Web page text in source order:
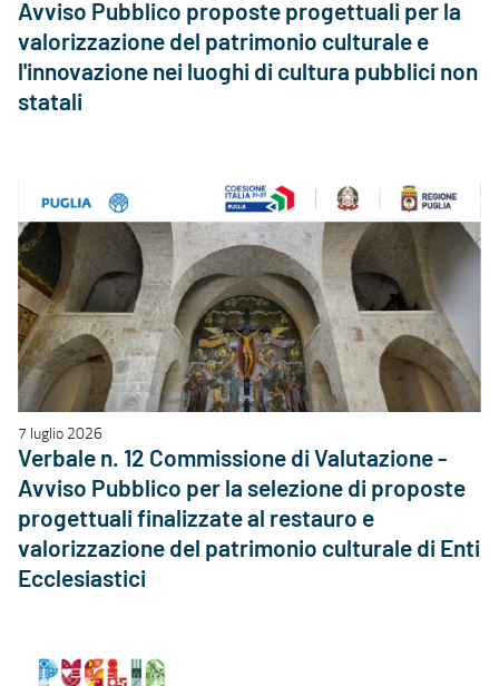
Avviso Pubblico proposte progettuali per la
valorizzazione del patrimonio culturale e
l'innovazione nei luoghi di cultura pubblici non
statali
7 luglio 2026
Verbale n. 12 Commissione di Valutazione -
Avviso Pubblico per la selezione di proposte
progettuali finalizzate al restauro e
valorizzazione del patrimonio culturale di Enti
Ecclesiastici